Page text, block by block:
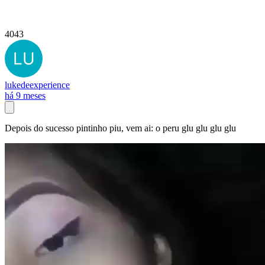
4043
lukedeexperience
há 9 meses
Depois do sucesso pintinho piu, vem ai: o peru glu glu glu glu